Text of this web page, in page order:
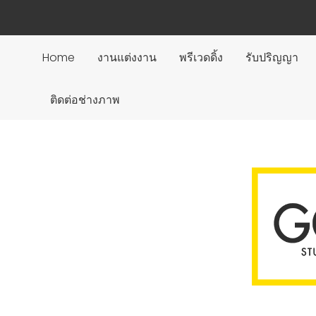
Home งานแต่งงาน พรีเวดดิ้ง รับปริญญา
ติดต่อช่างภาพ